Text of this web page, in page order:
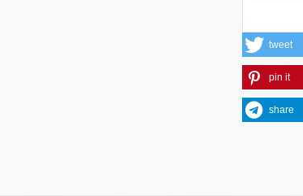
tweet
pin it
share